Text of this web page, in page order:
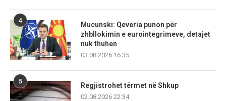
4
Mucunski: Qeveria punon për
zhbllokimin e eurointegrimeve, detajet
nuk thuhen
03.08.2026 16:35
5
Regjistrohet tërmet në Shkup
02.08.2026 22:34